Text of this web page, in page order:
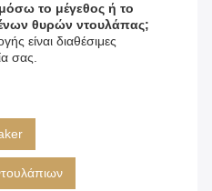
το μέγεθος ή το
θυρών ντουλάπας;
είναι διαθέσιμες
σας.